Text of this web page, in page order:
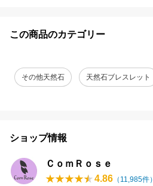
この商品のカテゴリー
その他天然石 天然石ブレスレット
ショップ情報
ＣｏｍＲｏｓｅ
4.86 （ 11,985件）